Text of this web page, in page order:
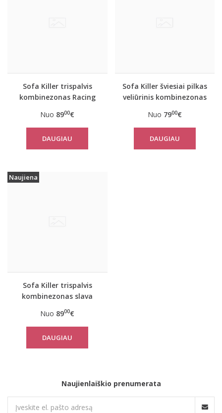
Sofa Killer trispalvis
kombinezonas Racing
Nuo 8900€
DAUGIAU
Sofa Killer šviesiai pilkas
veliūrinis kombinezonas
Nuo 7900€
DAUGIAU
Naujiena
Sofa Killer trispalvis
kombinezonas slava
Nuo 8900€
DAUGIAU
Naujienlaiškio prenumerata